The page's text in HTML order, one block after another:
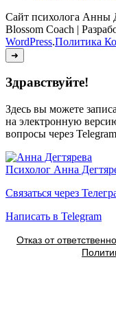
Сайт психолога Анны
Blossom Coach |
WordPress.Политика
➜
Здравствуйте!
Здесь вы можете
на электронную
вопросы через Telegram
Психолог Анна
Связаться через
Написать в Telegram
Отказ от